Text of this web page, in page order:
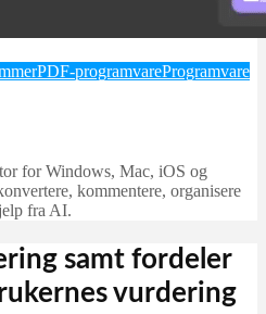
PDF-programvareProgramvare
for Windows, Mac, iOS og
kommentere, organisere
fra AI.
samt fordeler
vurdering